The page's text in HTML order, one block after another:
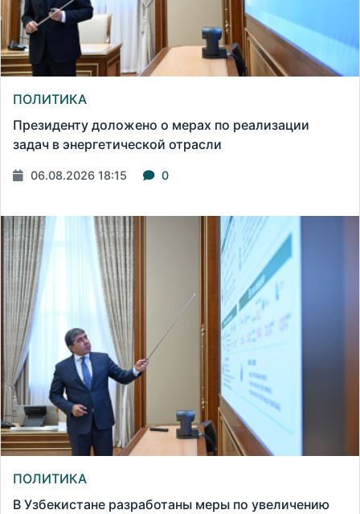
ПОЛИТИКА
Президенту доложено о мерах по реализации
задач в энергетической отрасли
06.08.2026 18:15 0
ПОЛИТИКА
В Узбекистане разработаны меры по увеличению